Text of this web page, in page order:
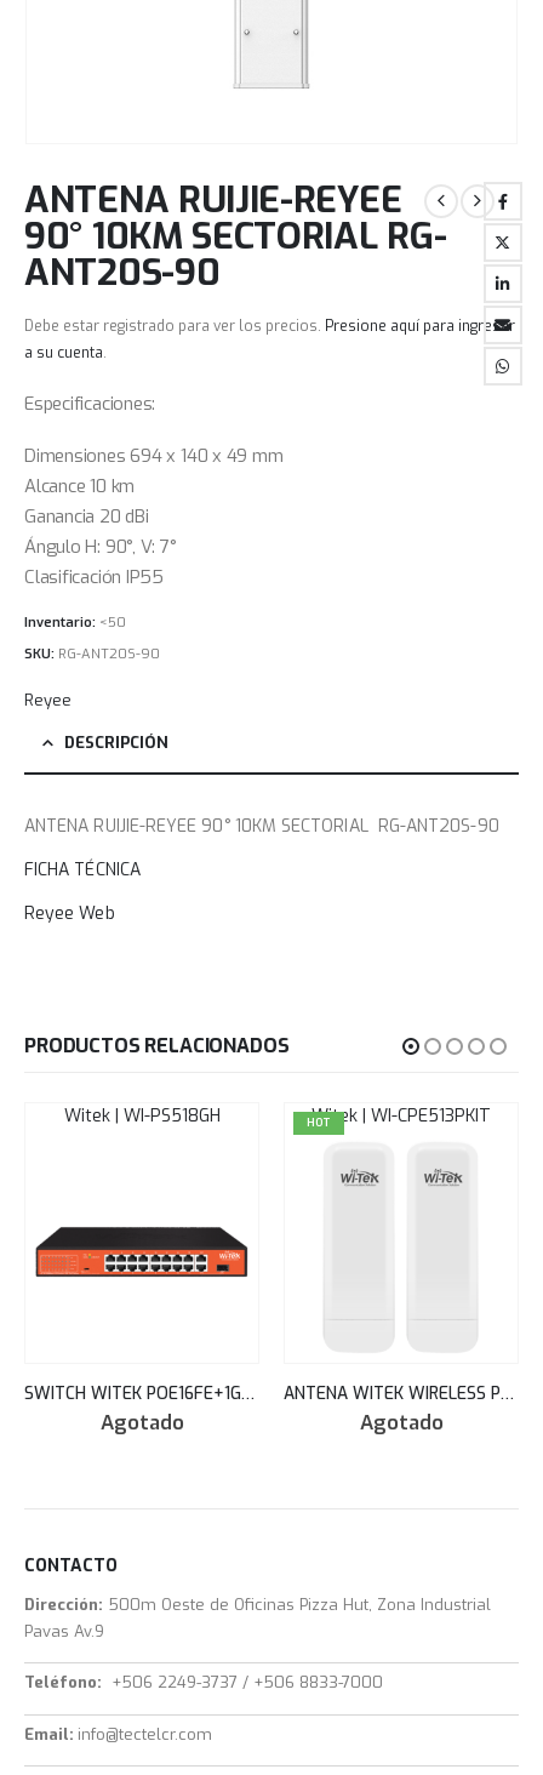
ANTENA RUIJIE-REYEE
90° 10KM SECTORIAL RG-
ANT20S-90
Debe estar registrado para ver los precios. Presione aquí para ingresar
a su cuenta.
Especificaciones:
Dimensiones 694 x 140 x 49 mm
Alcance 10 km
Ganancia 20 dBi
Ángulo H: 90°, V: 7°
Clasificación IP55
Inventario: <50
SKU: RG-ANT20S-90
Reyee
DESCRIPCIÓN
ANTENA RUIJIE-REYEE 90° 10KM SECTORIAL RG-ANT20S-90
FICHA TÉCNICA
Reyee Web
PRODUCTOS RELACIONADOS
Witek | WI-PS518GH
SWITCH WITEK POE16FE+1GE+1COMBO SFP+WATCHDOG+150W+250M WI-PS518GH
Agotado
HOT
Witek | WI-CPE513PKIT
ANTENA WITEK WIRELESS PTP LINK KIT 5.8GHZ POE + PASSTHROUGH+CLOUD SUPPORT 5KM WI-CPE513P-KIT V3
Agotado
CONTACTO
Dirección: 500m Oeste de Oficinas Pizza Hut, Zona Industrial
Pavas Av.9
Teléfono: +506 2249-3737 / +506 8833-7000
Email: info@tectelcr.com